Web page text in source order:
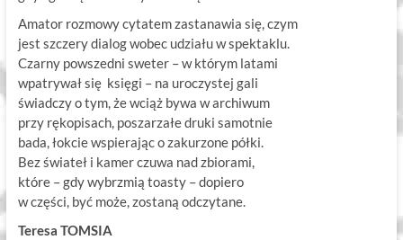
Amator rozmowy cytatem zastanawia się, czym
jest szczery dialog wobec udziału w spektaklu.
Czarny powszedni sweter – w którym latami
wpatrywał się księgi – na uroczystej gali
świadczy o tym, że wciąż bywa w archiwum
przy rękopisach, poszarzałe druki samotnie
bada, łokcie wspierając o zakurzone półki.
Bez świateł i kamer czuwa nad zbiorami,
które – gdy wybrzmią toasty – dopiero
w części, być może, zostaną odczytane.
Teresa TOMSIA